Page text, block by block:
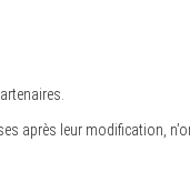
après leur modification,